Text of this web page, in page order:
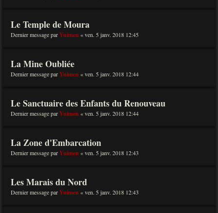
Le Temple de Moura
Dernier message parYuimen «ven. 5 janv. 2018 12:45
La Mine Oubliée
Dernier message parYuimen «ven. 5 janv. 2018 12:44
Le Sanctuaire des Enfants du Renouveau
Dernier message parYuimen «ven. 5 janv. 2018 12:44
La Zone d'Embarcation
Dernier message parYuimen «ven. 5 janv. 2018 12:43
Les Marais du Nord
Dernier message parYuimen «ven. 5 janv. 2018 12:43